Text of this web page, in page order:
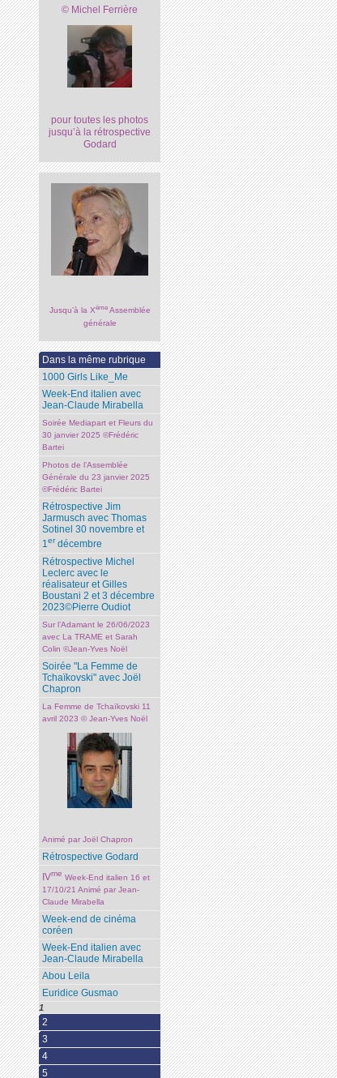
© Michel Ferrière
pour toutes les photos
jusqu’à la rétrospective
Godard
Jusqu’à la XèmeAssemblée
générale
Dans la même rubrique
1000 Girls Like_Me
Week-End italien avec
Jean-Claude Mirabella
Soirée Mediapart et Fleurs du
30 janvier 2025 ©Frédéric
Bartei
Photos de l’Assemblée
Générale du 23 janvier 2025
©Frédéric Bartei
Rétrospective Jim
Jarmusch avec Thomas
Sotinel 30 novembre et
1er décembre
Rétrospective Michel
Leclerc avec le
réalisateur et Gilles
Boustani 2 et 3 décembre
2023©Pierre Oudiot
Sur l’Adamant le 26/06/2023
avec La TRAME et Sarah
Colin ©Jean-Yves Noël
Soirée "La Femme de
Tchaïkovski" avec Joël
Chapron
La Femme de Tchaïkovski 11
avril 2023 © Jean-Yves Noël
Animé par Joël Chapron
Rétrospective Godard
IVme Week-End italien 16 et
17/10/21 Animé par Jean-
Claude Mirabella
Week-end de cinéma
coréen
Week-End italien avec
Jean-Claude Mirabella
Abou Leila
Euridice Gusmao
1
2
3
4
5